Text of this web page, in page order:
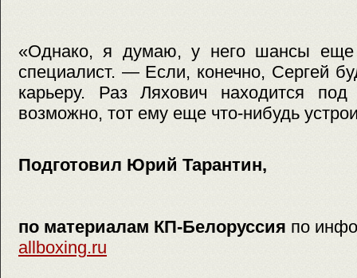
«Однако, я думаю, у него шансы
специалист. — Если, конечно, Сергей
карьеру. Раз Ляхович находится
возможно, тот ему еще что-нибудь
Подготовил Юрий Тарантин,
по материалам КП-Белоруссия по
allboxing.ru